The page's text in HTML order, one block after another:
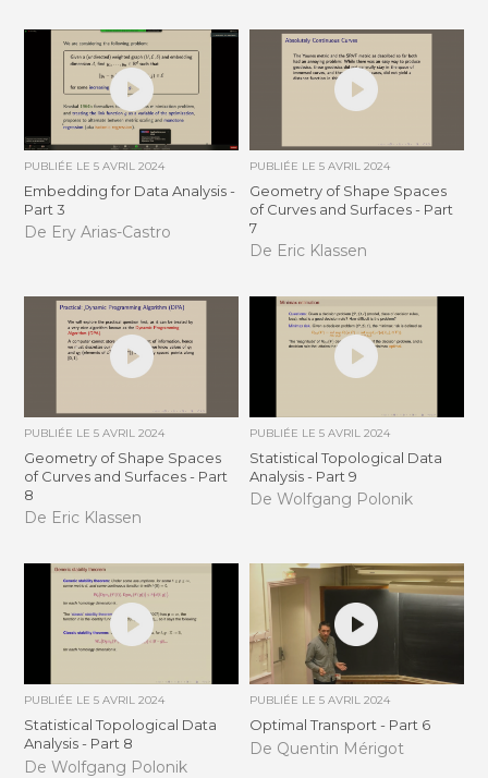
PUBLIÉE LE5 AVRIL 2024
Embedding for Data Analysis -
Part 3
De Ery Arias-Castro
PUBLIÉE LE 5 AVRIL 2024
Geometry of Shape Spaces
of Curves and Surfaces - Part
7
De Eric Klassen
PUBLIÉE LE5 AVRIL 2024
Geometry of Shape Spaces
of Curves and Surfaces - Part
8
De Eric Klassen
PUBLIÉE LE 5 AVRIL 2024
Statistical Topological Data
Analysis - Part 9
De Wolfgang Polonik
PUBLIÉE LE5 AVRIL 2024
Statistical Topological Data
Analysis - Part 8
De Wolfgang Polonik
PUBLIÉE LE 5 AVRIL 2024
Optimal Transport - Part 6
De Quentin Mérigot